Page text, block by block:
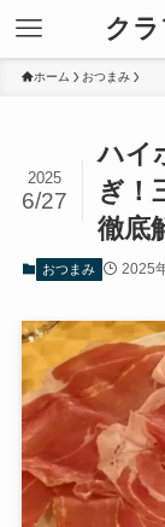
ク
ホーム おつまみ
ハイ
ぎ！
徹底
2025
6/27
おつまみ 2025